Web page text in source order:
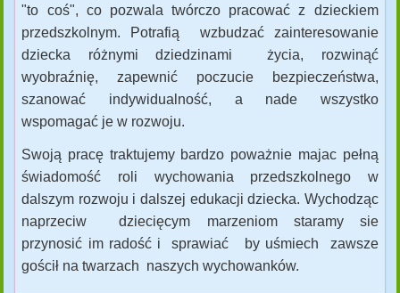
"to coś", co pozwala twórczo pracować z dzieckiem
przedszkolnym. Potrafią wzbudzać zainteresowanie
dziecka różnymi dziedzinami życia, rozwinąć
wyobraźnię, zapewnić poczucie bezpieczeństwa,
szanować indywidualność, a nade wszystko
wspomagać je w rozwoju.
Swoją pracę traktujemy bardzo poważnie majac pełną
świadomość roli wychowania przedszkolnego w
dalszym rozwoju i dalszej edukacji dziecka. Wychodząc
naprzeciw dziecięcym marzeniom staramy sie
przynosić im radość i sprawiać by uśmiech zawsze
gościł na twarzach naszych wychowanków.